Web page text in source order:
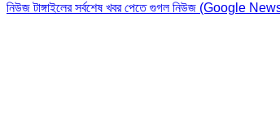
নিউজ টাঙ্গাইলের সর্বশেষ খবর পেতে গুগল নিউজ (Google